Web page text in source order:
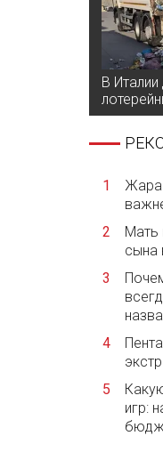
В
1
Жара
2
Мать
сына
3
4
5
игр: